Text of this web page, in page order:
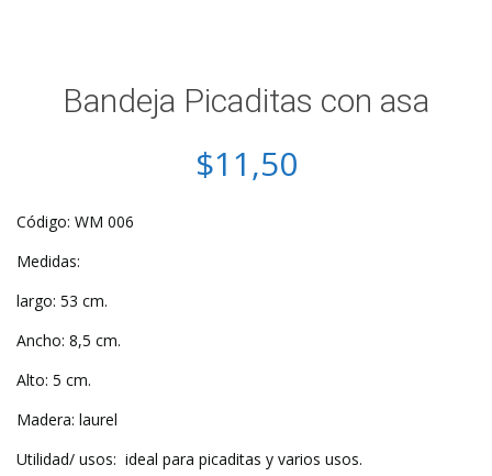
Bandeja Picaditas con asa
$11,50
Código: WM 006
Medidas:
largo: 53 cm.
Ancho: 8,5 cm.
Alto: 5 cm.
Madera: laurel
Utilidad/ usos: ideal para picaditas y varios usos.